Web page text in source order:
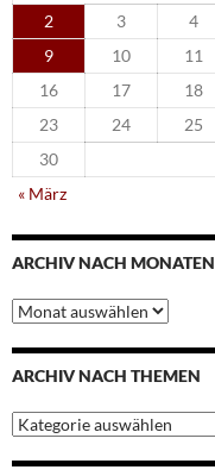
2
3 4
9
10 11
16
17 18
23
24 25
30
« März
ARCHIV NACH MONATEN
Archiv
nach
Monaten
ARCHIV NACH THEMEN
Archiv
nach
Themen